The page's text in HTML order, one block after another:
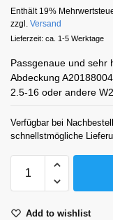
Enthält 19%
zzgl. Versand
Lieferzeit: ca. 1-5 Werktage
Passgenaue und sehr
Abdeckung
2.5-16 oder andere
Verfügbar bei
schnellstmögliche
Add to wishlist